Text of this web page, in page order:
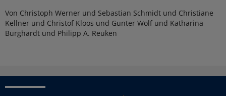
Von Christoph Werner und Sebastian Schmidt und Christiane
Kellner und Christof Kloos und Gunter Wolf und Katharina
Burghardt und Philipp A. Reuken